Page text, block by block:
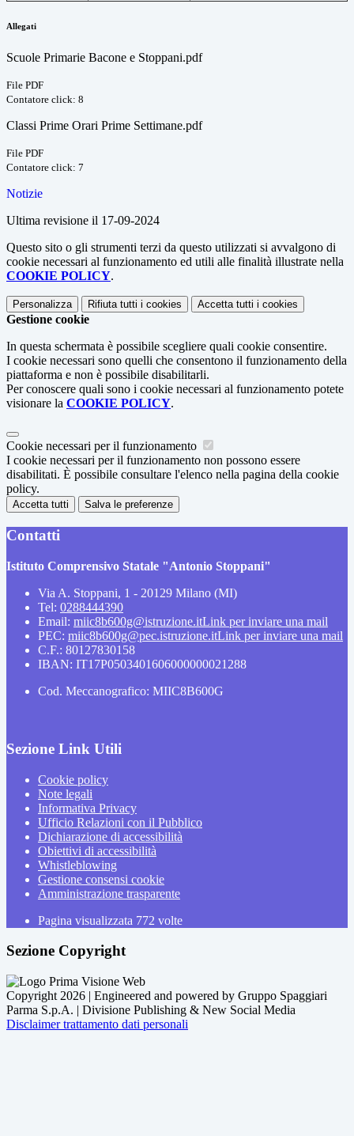
Allegati
Scuole Primarie Bacone e Stoppani.pdf
File PDF
Contatore click: 8
Classi Prime Orari Prime Settimane.pdf
File PDF
Contatore click: 7
Notizie
Ultima revisione il 17-09-2024
Questo sito o gli strumenti terzi da questo utilizzati si avvalgono di
cookie necessari al funzionamento ed utili alle finalità illustrate nella
COOKIE POLICY.
Personalizza Rifiuta tutti i cookies Accetta tutti i cookies
Gestione cookie
In questa schermata è possibile scegliere quali cookie consentire.
I cookie necessari sono quelli che consentono il funzionamento della
piattaforma e non è possibile disabilitarli.
Per conoscere quali sono i cookie necessari al funzionamento potete
visionare la COOKIE POLICY.
Cookie necessari per il funzionamento
I cookie necessari per il funzionamento non possono essere
disabilitati. È possibile consultare l'elenco nella pagina della cookie
policy.
Accetta tutti Salva le preferenze
Contatti
Istituto Comprensivo Statale "Antonio Stoppani"
Via A. Stoppani, 1 - 20129 Milano (MI)
Tel: 0288444390
Email: miic8b600g@istruzione.itLink per inviare una mail
PEC: miic8b600g@pec.istruzione.itLink per inviare una mail
C.F.: 80127830158
IBAN: IT17P0503401606000000021288
Cod. Meccanografico: MIIC8B600G
Sezione Link Utili
Cookie policy
Note legali
Informativa Privacy
Ufficio Relazioni con il Pubblico
Dichiarazione di accessibilità
Obiettivi di accessibilità
Whistleblowing
Gestione consensi cookie
Amministrazione trasparente
Pagina visualizzata 772 volte
Sezione Copyright
Copyright 2026 | Engineered and powered by Gruppo Spaggiari
Parma S.p.A. | Divisione Publishing & New Social Media
Disclaimer trattamento dati personali